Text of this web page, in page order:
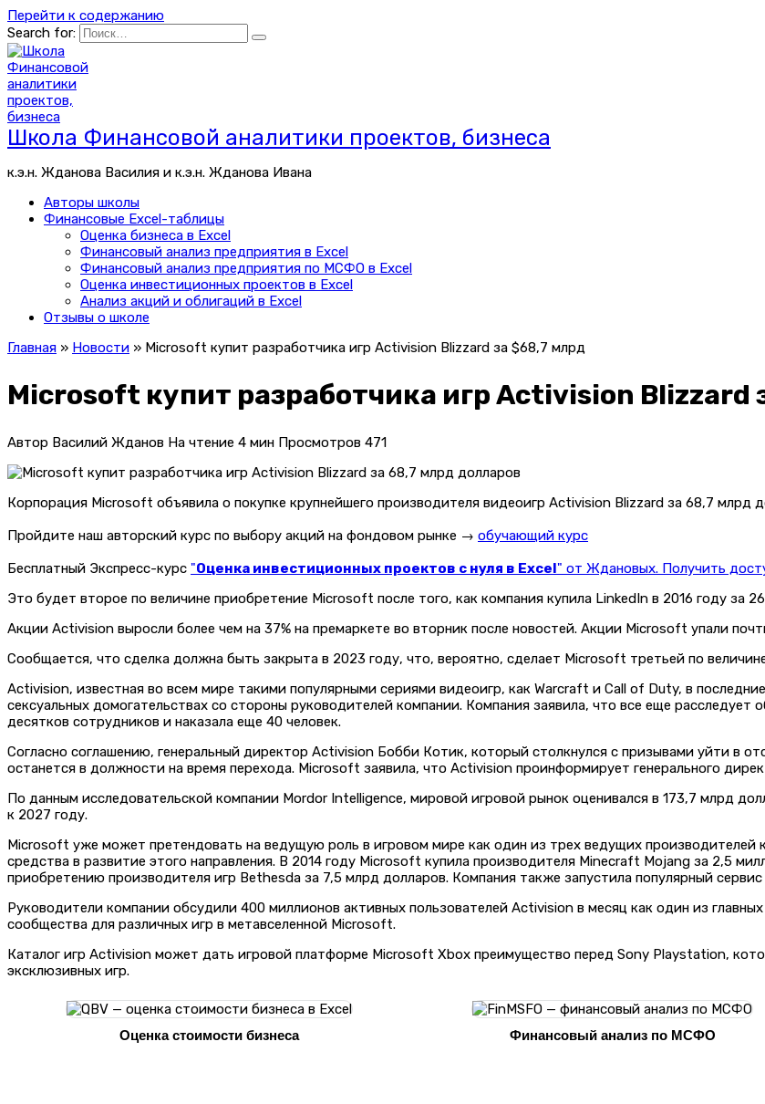
Перейти к содержанию
Search for:
Школа Финансовой аналитики проектов, бизнеса
к.э.н. Жданова Василия и к.э.н. Жданова Ивана
Авторы школы
Финансовые Excel-таблицы
Оценка бизнеса в Excel
Финансовый анализ предприятия в Excel
Финансовый анализ предприятия по МСФО в Excel
Оценка инвестиционных проектов в Excel
Анализ акций и облигаций в Excel
Отзывы о школе
Главная » Новости » Microsoft купит разработчика игр Activision Blizzard за $68,7 млрд
Microsoft купит разработчика игр Activision Blizzard
Автор Василий Жданов На чтение 4 мин Просмотров 471
Корпорация Microsoft объявила о покупке крупнейшего производителя видеоигр Activision Blizzard за 68,7 млрд
Пройдите наш авторский курс по выбору акций на фондовом рынке → обучающий курс
Бесплатный Экспресс-курс "Оценка инвестиционных проектов с нуля в Excel" от Ждановых. Получить
Это будет второе по величине приобретение Microsoft после того, как компания купила LinkedIn в 2016 году за
Акции Activision выросли более чем на 37% на премаркете во вторник после новостей. Акции Microsoft упали
Сообщается, что сделка должна быть закрыта в 2023 году, что, вероятно, сделает Microsoft третьей по
Activision, известная во всем мире такими популярными сериями видеоигр, как Warcraft и Call of Duty, в
сексуальных домогательствах со стороны руководителей компании. Компания заявила, что все еще расследует
десятков сотрудников и наказала еще 40 человек.
Согласно соглашению, генеральный директор Activision Бобби Котик, который столкнулся с призывами уйти в
останется в должности на время перехода. Microsoft заявила, что Activision проинформирует генерального
По данным исследовательской компании Mordor Intelligence, мировой игровой рынок оценивался в 173,7 млрд
к 2027 году.
Microsoft уже может претендовать на ведущую роль в игровом мире как один из трех ведущих производителей
средства в развитие этого направления. В 2014 году Microsoft купила производителя Minecraft Mojang за 2,5
приобретению производителя игр Bethesda за 7,5 млрд долларов. Компания также запустила популярный
Руководители компании обсудили 400 миллионов активных пользователей Activision в месяц как один из
сообщества для различных игр в метавселенной Microsoft.
Каталог игр Activision может дать игровой платформе Microsoft Xbox преимущество перед Sony Playstation,
эксклюзивных игр.
Оценка стоимости бизнеса Финансовый анализ по МСФО